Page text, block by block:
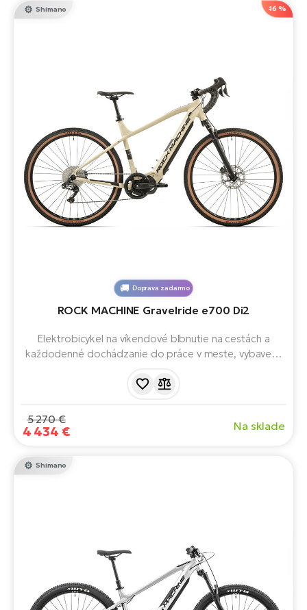
-16 %
Shimano
Doprava zadarmo
ROCK MACHINE Gravelride e700 Di2
Elektrobicykel na víkendové blbnutie na cestách a
každodenné dochádzanie do práce v meste, vybavený
Wh.
5 270 €
4 434 € Na sklade
Shimano